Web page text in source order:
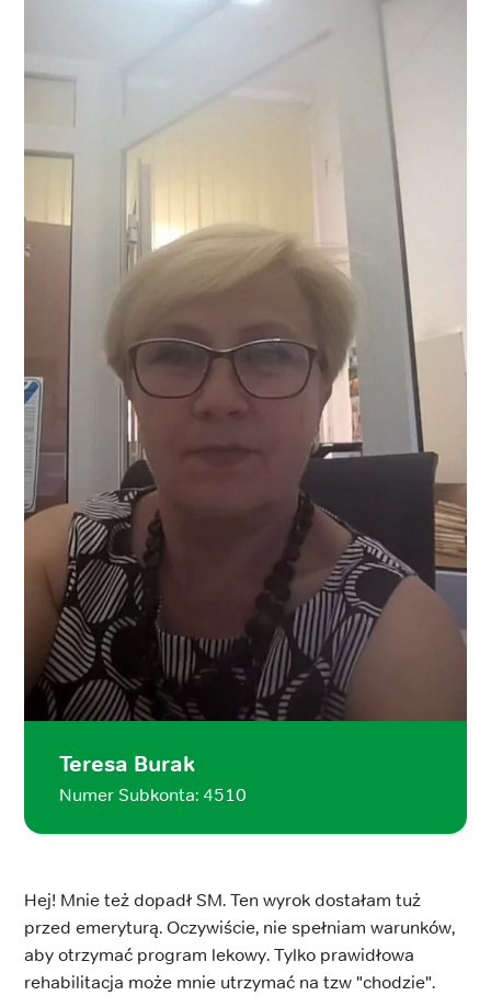
Teresa Burak
Numer Subkonta: 4510
Hej! Mnie też dopadł SM. Ten wyrok dostałam tuż
przed emeryturą. Oczywiście, nie spełniam warunków,
aby otrzymać program lekowy. Tylko prawidłowa
rehabilitacja może mnie utrzymać na tzw "chodzie".